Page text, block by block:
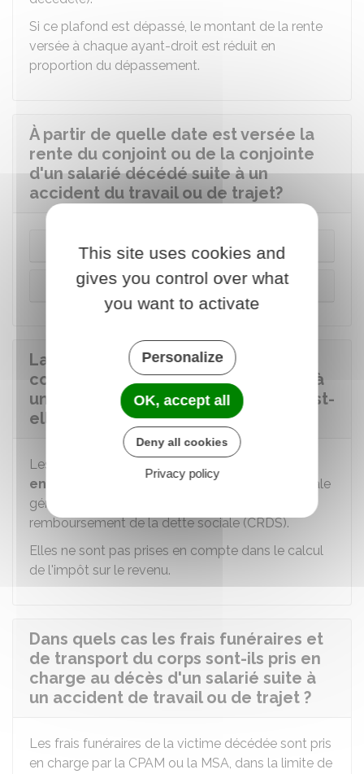
Si ce plafond est dépassé, le montant de la rente
versée à chaque ayant-droit est réduit en
proportion du dépassement.
À partir de quelle date est versée la
rente du conjoint ou de la conjointe
d'un salarié décédé suite à un
accident du travail ou de trajet?
Défunt(e) bénéficiaire d'une rente d'IPP
La rente du conjoint ou de la
conjointe d'un salarié décédé suite à
un accident du travail ou de trajet est-
elle exonérée d'impôt ?
Les sommes perçues pour la rente sont
entièrement exonéréesde contribution sociale
généralisée (CSG) et de contribution au
remboursement de la dette sociale (CRDS).
Elles ne sont pas prises en compte dans le calcul
de l'impôt sur le revenu.
Dans quels cas les frais funéraires et
de transport du corps sont-ils pris en
charge au décès d'un salarié suite à
un accident de travail ou de trajet ?
Les frais funéraires de la victime décédée sont pris
en charge par la CPAM ou la MSA, dans la limite de
This site uses cookies and
gives you control over what
you want to activate
Personalize
OK, accept all
Deny all cookies
Privacy policy